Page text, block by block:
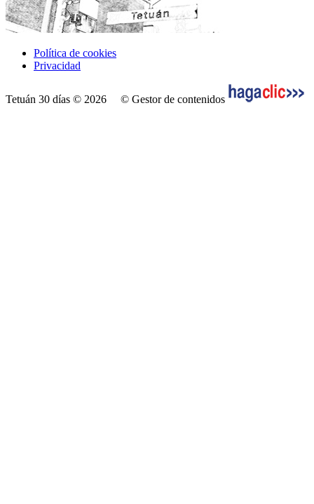
Política de cookies
Privacidad
Tetuán 30 días © 2026 © Gestor de contenidos